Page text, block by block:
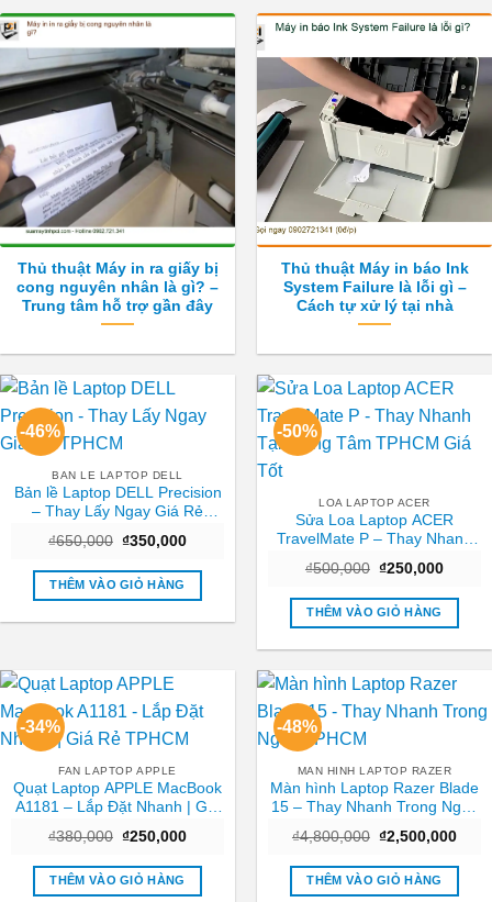
Thủ thuật Máy in ra giấy bị
cong nguyên nhân là gì? –
Trung tâm hỗ trợ gần đây
Thủ thuật Máy in báo Ink
System Failure là lỗi gì –
Cách tự xử lý tại nhà
-46%
BAN LE LAPTOP DELL
Bản lề Laptop DELL Precision
– Thay Lấy Ngay Giá Rẻ
₫650,000 Giá
là:
₫650,000.
₫350,000Giá
tại
₫350,000.
THÊM VÀO GIỎ HÀNG
-50%
LOA LAPTOP ACER
Sửa Loa Laptop ACER
TravelMate P – Thay Nhanh
Tốt
₫500,000 Giá
là:
₫500,000.
₫250,000Giá
tại
THÊM VÀO GIỎ HÀNG
-34%
FAN LAPTOP APPLE
Quạt Laptop APPLE MacBook
A1181 – Lắp Đặt Nhanh | Giá
₫380,000 Giá
là:
₫380,000.
₫250,000Giá
tại
₫250,000.
THÊM VÀO GIỎ HÀNG
-48%
MAN HINH LAPTOP RAZER
Màn hình Laptop Razer Blade
15 – Thay Nhanh Trong Ngày
₫4,800,000 Giá
gốc
là:
₫4,800,000.
₫2,500,000Giá
tại
THÊM VÀO GIỎ HÀNG